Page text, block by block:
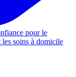
pour le
les soins à domicile